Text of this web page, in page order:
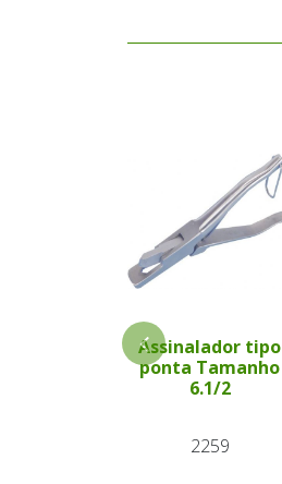
Assinalador tipo
ponta Tamanho
6.1/2
2259